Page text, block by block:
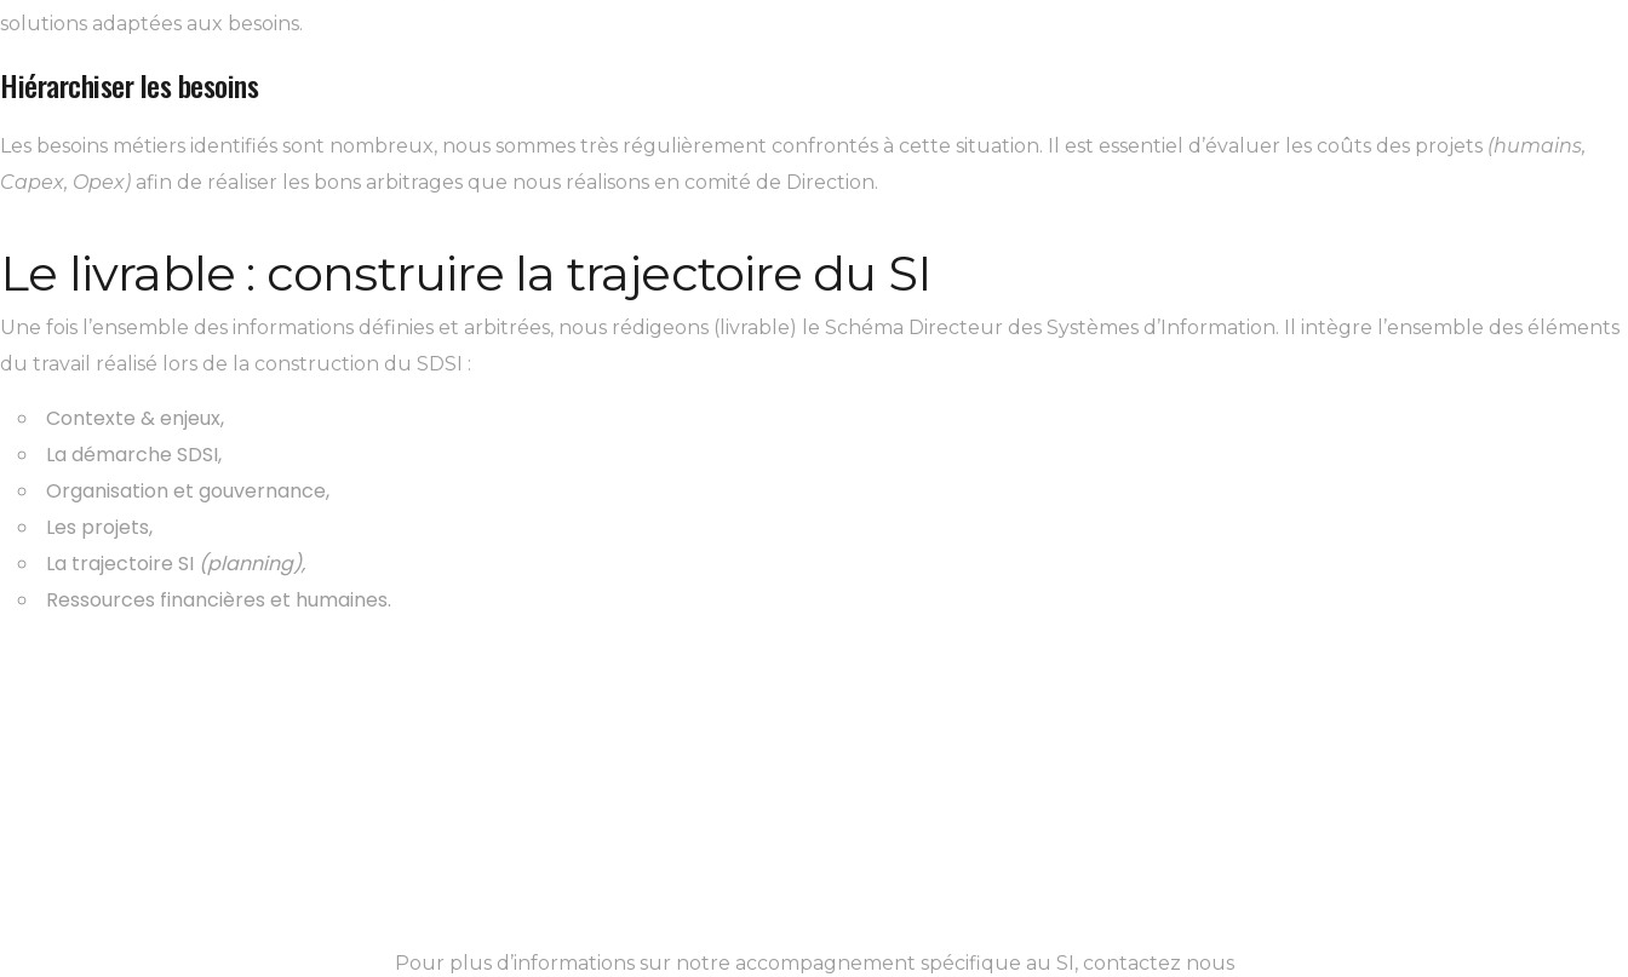
solutions adaptées aux besoins.
Hiérarchiser les besoins
Les besoins métiers identifiés sont nombreux, nous sommes très régulièrement confrontés à cette situation. Il est essentiel d’évaluer les coûts des projets (humains,
Capex, Opex) afin de réaliser les bons arbitrages que nous réalisons en comité de Direction.
Le livrable : construire la trajectoire du SI
Une fois l’ensemble des informations définies et arbitrées, nous rédigeons (livrable) le Schéma Directeur des Systèmes d’Information. Il intègre l’ensemble des éléments
du travail réalisé lors de la construction du SDSI :
Contexte & enjeux,
La démarche SDSI,
Organisation et gouvernance,
Les projets,
La trajectoire SI (planning),
Ressources financières et humaines.
Pour plus d’informations sur notre accompagnement spécifique au SI, contactez nous